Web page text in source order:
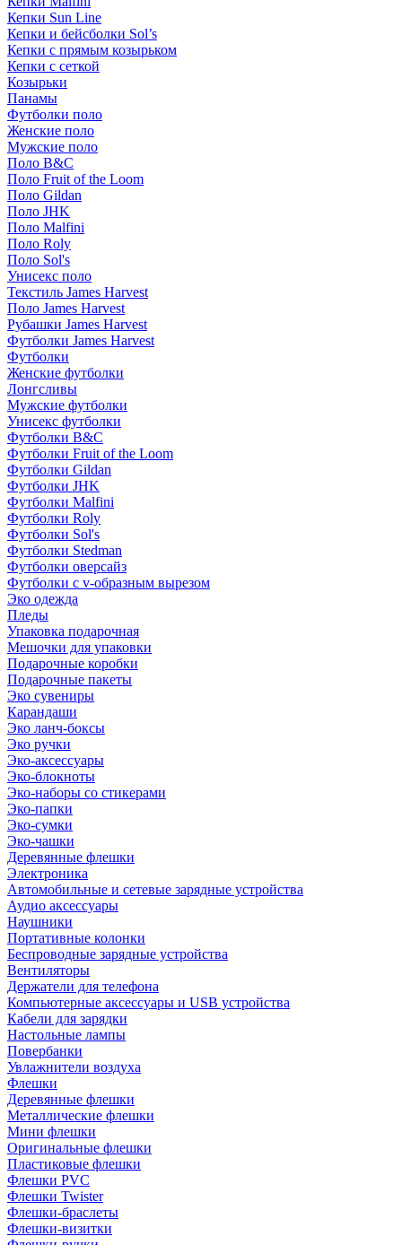
Кепки Sun Line
Кепки и бейсболки Sol’s
Кепки с прямым козырьком
Кепки с сеткой
Козырьки
Панамы
Футболки поло
Женские поло
Мужские поло
Поло B&C
Поло Fruit of the Loom
Поло Gildan
Поло JHK
Поло Malfini
Поло Roly
Поло Sol's
Унисекс поло
Текстиль James Harvest
Поло James Harvest
Рубашки James Harvest
Футболки James Harvest
Футболки
Женские футболки
Лонгсливы
Мужские футболки
Унисекс футболки
Футболки B&C
Футболки Fruit of the Loom
Футболки Gildan
Футболки JHK
Футболки Malfini
Футболки Roly
Футболки Sol's
Футболки Stedman
Футболки оверсайз
Футболки с v-образным вырезом
Эко одежда
Пледы
Упаковка подарочная
Мешочки для упаковки
Подарочные коробки
Подарочные пакеты
Эко сувениры
Карандаши
Эко ланч-боксы
Эко ручки
Эко-аксессуары
Эко-блокноты
Эко-наборы со стикерами
Эко-папки
Эко-сумки
Эко-чашки
Деревянные флешки
Электроника
Автомобильные и сетевые зарядные устройства
Аудио аксессуары
Наушники
Портативные колонки
Беспроводные зарядные устройства
Вентиляторы
Держатели для телефона
Компьютерные аксессуары и USB устройства
Кабели для зарядки
Настольные лампы
Повербанки
Увлажнители воздуха
Флешки
Деревянные флешки
Металлические флешки
Мини флешки
Оригинальные флешки
Пластиковые флешки
Флешки PVC
Флешки Twister
Флешки-браслеты
Флешки-визитки